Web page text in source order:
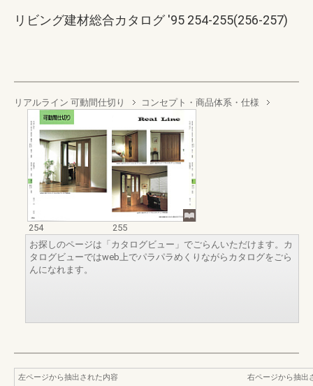
リビング建材総合カタログ '95 254-255(256-257)
リアルライン 可動間仕切り コンセプト・商品体系・仕様
254
255
お探しのページは「カタログビュー」でごらんいただけます。カ
タログビューではweb上でパラパラめくりながらカタログをごら
んになれます。
左ページから抽出された内容
右ページから抽出